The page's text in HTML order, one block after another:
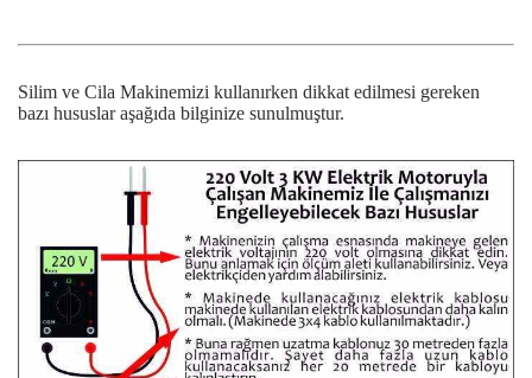
Silim ve Cila Makinemizi kullanırken dikkat edilmesi gereken
bazı hususlar aşağıda bilginize sunulmuştur.